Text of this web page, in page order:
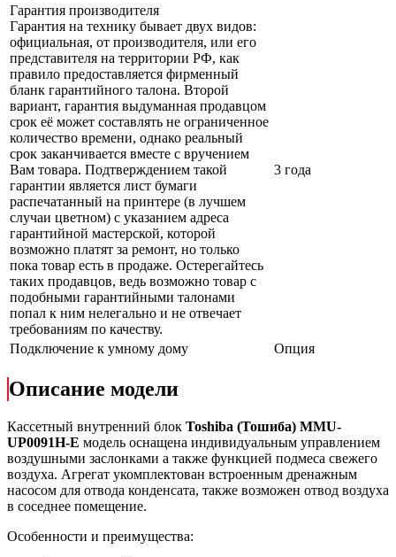
Гарантия производителя
Гарантия на технику бывает двух видов:
официальная, от производителя, или его
представителя на территории РФ, как
правило предоставляется фирменный
бланк гарантийного талона. Второй
вариант, гарантия выдуманная продавцом
срок её может составлять не ограниченное
количество времени, однако реальный
срок заканчивается вместе с вручением
Вам товара. Подтверждением такой
гарантии является лист бумаги
распечатанный на принтере (в лучшем
случаи цветном) с указанием адреса
гарантийной мастерской, которой
возможно платят за ремонт, но только
пока товар есть в продаже. Остерегайтесь
таких продавцов, ведь возможно товар с
подобными гарантийными талонами
попал к ним нелегально и не отвечает
требованиям по качеству.
3 года
Подключение к умному дому Опция
Описание модели
Кассетный внутренний блок Toshiba (Тошиба) MMU-
UP0091H-E модель оснащена индивидуальным управлением
воздушными заслонками а также функцией подмеса свежего
воздуха. Агрегат укомплектован встроенным дренажным
насосом для отвода конденсата, также возможен отвод воздуха
в соседнее помещение.
Особенности и преимущества: